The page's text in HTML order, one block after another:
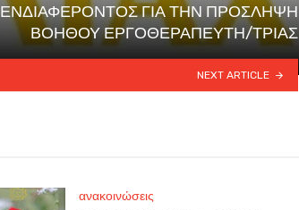
ΕΝΔΙΑΦΕΡΟΝΤΟΣ ΓΙΑ ΤΗΝ ΠΡΟΣΛΗΨΗ
ΒΟΗΘΟΥ ΕΡΓΟΘΕΡΑΠΕΥΤΗ/ΤΡΙΑΣ
NEXT ARTICLE
ανακοινώσεις